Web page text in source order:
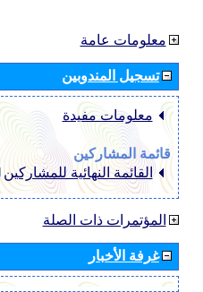
معلومات عامة
تسجيل المندوبين
معلومات مفيدة
قائمة المشاركين
القائمة النهائية للمشاركين
المؤتمرات ذات الصلة
غرفة الأخبار